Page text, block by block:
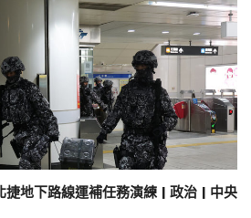
地下路線運補任務演練 | 政治 | 中央